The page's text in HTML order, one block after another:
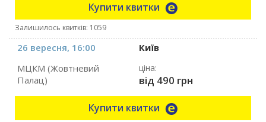
Купити квитки
Залишилось квитків: 1059
26 вересня, 16:00
Київ
МЦКМ (Жовтневий
Палац)
ціна:
від 490 грн
Купити квитки